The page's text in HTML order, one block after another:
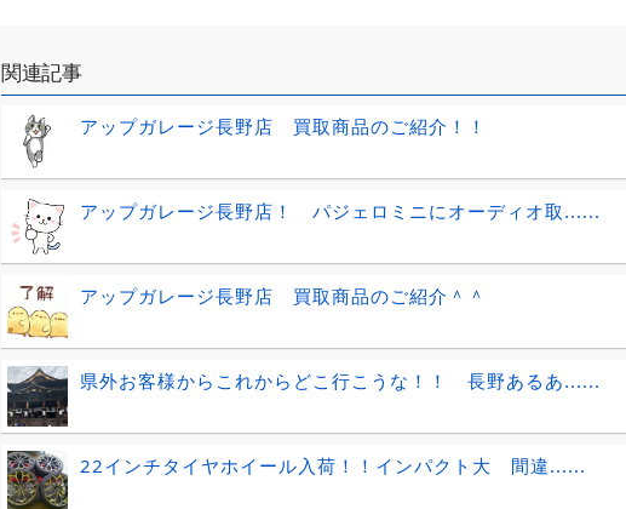
関連記事
アップガレージ長野店 買取商品のご紹介！！
アップガレージ長野店！ パジェロミニにオーディオ取......
アップガレージ長野店 買取商品のご紹介＾＾
県外お客様からこれからどこ行こうな！！ 長野あるあ......
22インチタイヤホイール入荷！！インパクト大 間違......